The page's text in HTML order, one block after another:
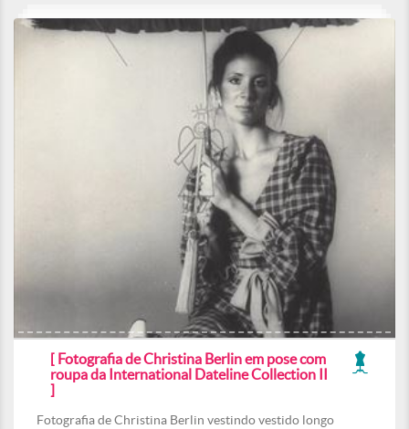
[ Fotografia de Christina Berlin em pose com
roupa da International Dateline Collection II
]
Fotografia de Christina Berlin vestindo vestido longo